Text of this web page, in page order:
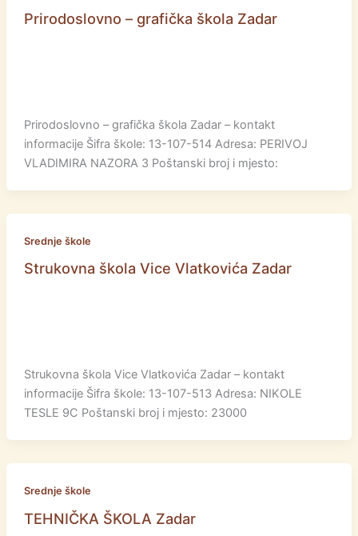
Prirodoslovno – grafička škola Zadar
Prirodoslovno – grafička škola Zadar – kontakt
informacije Šifra škole: 13-107-514 Adresa: PERIVOJ
VLADIMIRA NAZORA 3 Poštanski broj i mjesto:
Srednje škole
Strukovna škola Vice Vlatkovića Zadar
Strukovna škola Vice Vlatkovića Zadar – kontakt
informacije Šifra škole: 13-107-513 Adresa: NIKOLE
TESLE 9C Poštanski broj i mjesto: 23000
Srednje škole
TEHNIČKA ŠKOLA Zadar